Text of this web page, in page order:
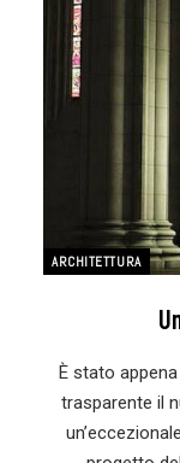
ARCHITETTURA
È stato
trasparente il